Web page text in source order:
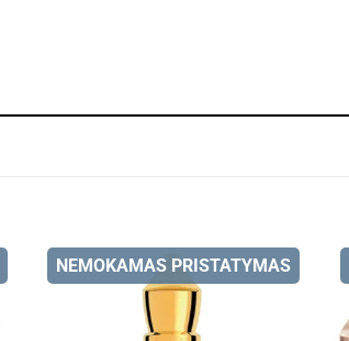
NEMOKAMAS PRISTATYMAS